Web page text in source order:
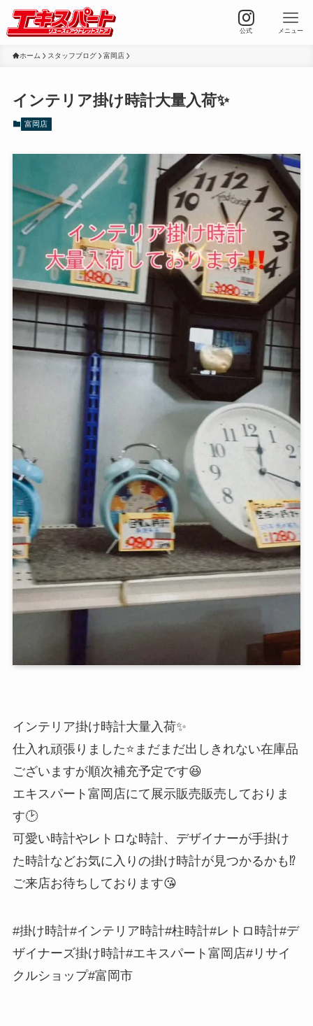
公式 メニュー
ホーム スタッフブログ 富岡店
インテリア掛け時計大量入荷✨
富岡店
インテリア掛け時計大量入荷✨
仕入れ頑張りました⭐️まだまだ出しきれない在庫品
ございますが順次補充予定です😆
エキスパート富岡店にて展示販売販売しておりま
す🕑
可愛い時計やレトロな時計、デザイナーが手掛け
た時計などお気に入りの掛け時計が見つかるかも⁉️
ご来店お待ちしております😘
#掛け時計#インテリア時計#柱時計#レトロ時計#デ
ザイナーズ掛け時計#エキスパート富岡店#リサイ
クルショップ#富岡市